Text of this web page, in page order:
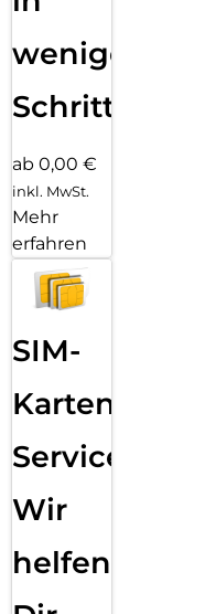
wenigen
Schritten
ab 0,00 €
inkl. MwSt.
Mehr
erfahren
SIM-
Karten
Service:
Wir
helfen